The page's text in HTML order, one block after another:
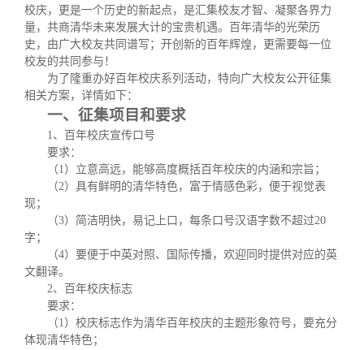
校友讲坛
校友视界
实用信息
总会章程
理事会名单
制度法规
联系我们
校庆，更是一个历史的新起点，是汇集校友才智、凝聚各界力
量，共商清华未来发展大计的宝贵机遇。百年清华的光荣历
史，由广大校友共同谱写；开创新的百年辉煌，更需要每一位
校友的共同参与！
为了隆重办好百年校庆系列活动，特向广大校友公开征集
相关方案，详情如下：
一、征集项目和要求
1、百年校庆宣传口号
要求：
（1）立意高远，能够高度概括百年校庆的内涵和宗旨；
（2）具有鲜明的清华特色，富于情感色彩，便于视觉表
现；
（3）简洁明快，易记上口，每条口号汉语字数不超过20
字；
（4）要便于中英对照、国际传播，欢迎同时提供对应的英
文翻译。
2、百年校庆标志
要求：
（1）校庆标志作为清华百年校庆的主题形象符号，要充分
体现清华特色；